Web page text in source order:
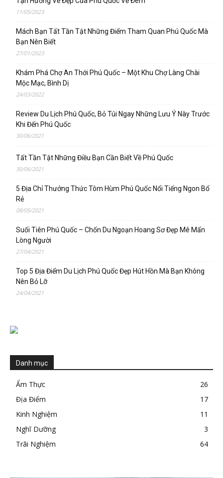
11/05/2023
Mách Bạn Tất Tần Tật Những Điểm Tham Quan Phú Quốc Mà
Bạn Nên Biết
27/01/2023
Khám Phá Chợ An Thới Phú Quốc – Một Khu Chợ Làng Chài
Mộc Mạc, Bình Dị
24/03/2022
Review Du Lịch Phú Quốc, Bỏ Túi Ngay Những Lưu Ý Này Trước
Khi Đến Phú Quốc
30/06/2021
Tất Tần Tật Những Điều Bạn Cần Biết Về Phú Quốc
30/06/2021
5 Địa Chỉ Thưởng Thức Tôm Hùm Phú Quốc Nổi Tiếng Ngon Bổ
Rẻ
08/05/2021
Suối Tiên Phú Quốc – Chốn Du Ngoạn Hoang Sơ Đẹp Mê Mẩn
Lòng Người
27/04/2021
Top 5 Địa Điểm Du Lịch Phú Quốc Đẹp Hút Hồn Mà Bạn Không
Nên Bỏ Lỡ
24/04/2021
Danh mục
Ẩm Thực
26
Địa Điểm
17
Kinh Nghiệm
11
Nghĩ Dưỡng
3
Trãi Nghiệm
64